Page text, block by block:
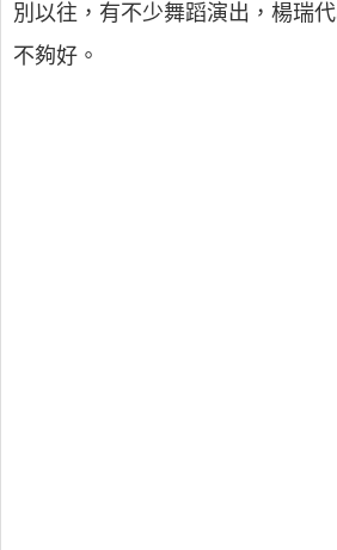
別以往，有不少舞蹈演出，楊瑞
不夠好。